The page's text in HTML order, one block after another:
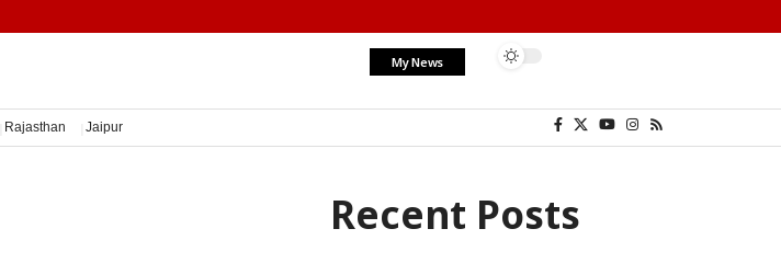
My News
Rajasthan Jaipur
Recent Posts